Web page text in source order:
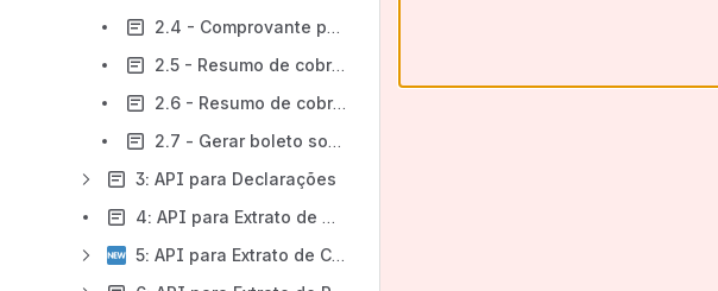
2.4 - Comprovante pagamento em PDF
2.5 - Resumo de cobrança
2.6 - Resumo de cobrança em PDF
2.7 - Gerar boleto sob Demanda
3: API para Declarações
4: API para Extrato de Utilização
5: API para Extrato de Coparticipação (Atual)